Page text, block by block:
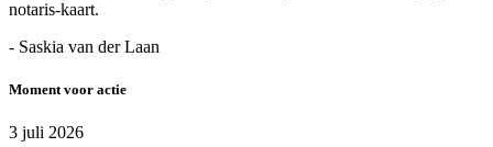
notaris-kaart.
- Saskia van der Laan
Moment voor actie
3 juli 2026